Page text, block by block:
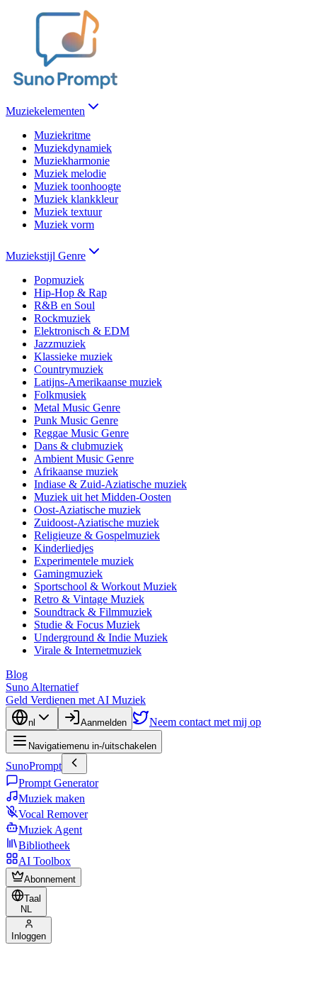
Muziekelementen
Muziekritme
Muziekdynamiek
Muziekharmonie
Muziek melodie
Muziek toonhoogte
Muziek klankkleur
Muziek textuur
Muziek vorm
Muziekstijl Genre
Popmuziek
Hip-Hop & Rap
R&B en Soul
Rockmuziek
Elektronisch & EDM
Jazzmuziek
Klassieke muziek
Countrymuziek
Latijns-Amerikaanse muziek
Folkmusiek
Metal Music Genre
Punk Music Genre
Reggae Music Genre
Dans & clubmuziek
Ambient Music Genre
Afrikaanse muziek
Indiase & Zuid-Aziatische muziek
Muziek uit het Midden-Oosten
Oost-Aziatische muziek
Zuidoost-Aziatische muziek
Religieuze & Gospelmuziek
Kinderliedjes
Experimentele muziek
Gamingmuziek
Sportschool & Workout Muziek
Retro & Vintage Muziek
Soundtrack & Filmmuziek
Studie & Focus Muziek
Underground & Indie Muziek
Virale & Internetmuziek
Blog
Suno Alternatief
Geld Verdienen met AI Muziek
nl Aanmelden Neem contact met mij op
Navigatiemenu in-/uitschakelen
SunoPrompt
Prompt Generator
Muziek maken
Vocal Remover
Muziek Agent
Bibliotheek
AI Toolbox
Abonnement
Taal
NL
Inloggen